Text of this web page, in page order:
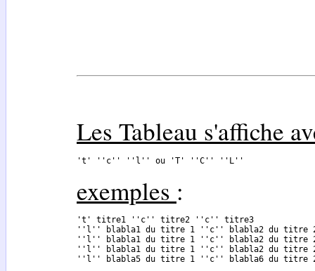
Les Tableau s'affiche
't' ''c'' ''l'' ou 'T' ''C'' ''L''
exemples :
't' titre1 ''c'' titre2 ''c'' titre3
''l'' blabla1 du titre 1 ''c'' blabla2 du titre
''l'' blabla1 du titre 1 ''c'' blabla2 du titre
''l'' blabla1 du titre 1 ''c'' blabla2 du titre
''l'' blabla5 du titre 1 ''c'' blabla6 du